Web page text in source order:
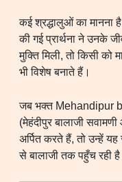
कई श्रद्धालुओं का मानना
की गई प्रार्थना ने उनके
मुक्ति मिली, तो किसी
भी विशेष बनाते हैं।
जब भक्त Mehandipur
(मेहंदीपुर बालाजी
अर्पित करते हैं, तो उन्हें यह
से बालाजी तक पहुँच रही